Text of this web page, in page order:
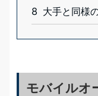
8 大手と同様
モバイルオ